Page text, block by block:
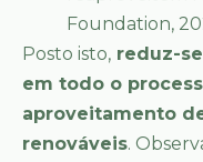
Foundation,
Posto isto, reduz-
em todo o
aproveitamento
renováveis.